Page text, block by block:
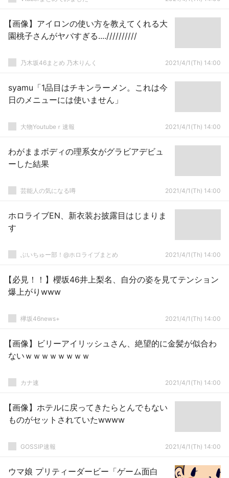
【画像】アイロンの使い方を教えてくれる大
園桃子さんがヤバすぎる....//////////
乃木坂46まとめ 乃木りんく 2021/4/1(Th) 14:00
syamu「1品目はチキンラーメン。これは今
日のメニューには使いません」
大物Youtubeｒ速報 2021/4/1(Th) 14:00
わがままボディの理系女がグラビアデビュ
ーした結果
芸能人の気になる噂 2021/4/1(Th) 14:00
ホロライブEN、新衣装お披露目はじまりま
す
ぶいちゅー部！@ホロライブまとめ 2021/4/1(Th) 14:00
【必見！！】櫻坂46井上梨名、自分の姿を見てテンション
爆上がりwww
欅坂46news+ 2021/4/1(Th) 14:00
【画像】ビリーアイリッシュさん、絶望的に金髪が似合わ
ないｗｗｗｗｗｗｗｗ
カナ速 2021/4/1(Th) 14:00
【画像】ホテルに戻ってきたらとんでもない
ものがセットされていたwwww
GOSSIP速報 2021/4/1(Th) 14:00
ウマ娘 プリティーダービー「ゲーム面白